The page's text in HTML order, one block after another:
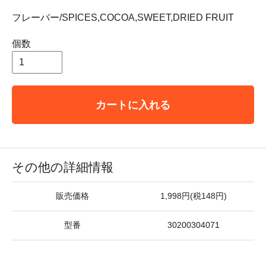
フレーバー/SPICES,COCOA,SWEET,DRIED FRUIT
個数
カートに入れる
その他の詳細情報
販売価格 1,998円(税148円)
型番 30200304071